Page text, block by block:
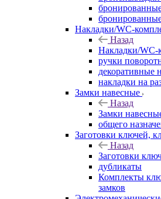
Накладки/WC-
Назад
Накладки/WC-
ручки
декоративные
накладки на
Замки навесные
Назад
Замки
общего
Заготовки ключей,
Назад
Заготовки
дубликаты
Комплекты
замков